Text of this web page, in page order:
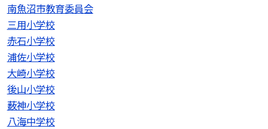
南魚沼市教育委員会
三用小学校
赤石小学校
浦佐小学校
大崎小学校
後山小学校
薮神小学校
八海中学校